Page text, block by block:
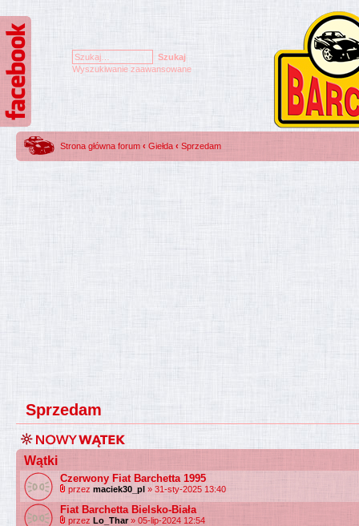
Wyszukiwanie zaawansowane
Strona główna forum ‹ Giełda ‹ Sprzedam
Sprzedam
Wątki
Czerwony Fiat Barchetta 1995
przez maciek30_pl » 31-sty-2025 13:40
Fiat Barchetta Bielsko-Biała
przez Lo_Thar» 05-lip-2024 12:54